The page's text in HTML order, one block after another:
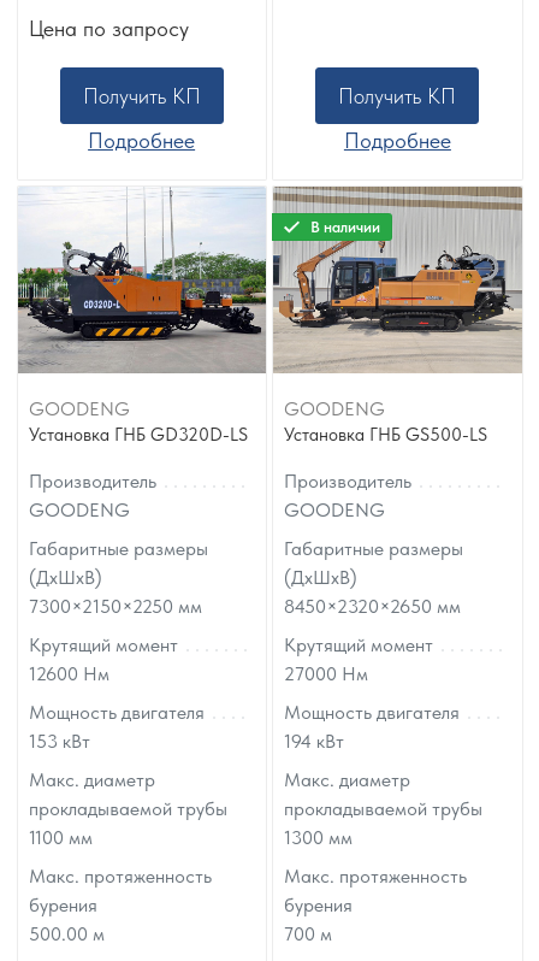
Цена по запросу
Получить КП
Подробнее
Получить КП
Подробнее
GOODENG
Установка ГНБ GD320D-LS
Производитель
GOODENG
Габаритные размеры
(ДхШхВ)
7300×2150×2250 мм
Крутящий момент
12600 Нм
Мощность двигателя
153 кВт
Макс. диаметр
прокладываемой трубы
1100 мм
Макс. протяженность
бурения
500.00 м
В наличии
GOODENG
Установка ГНБ GS500-LS
Производитель
GOODENG
Габаритные размеры
(ДхШхВ)
8450×2320×2650мм
Крутящий момент
27000 Нм
Мощность двигателя
194 кВт
Макс. диаметр
прокладываемой трубы
1300мм
Макс. протяженность
бурения
700м